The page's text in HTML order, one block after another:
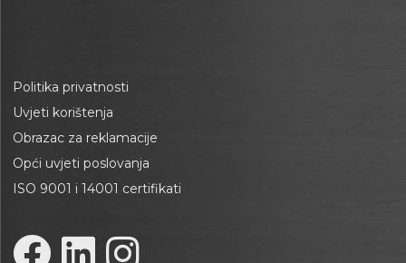
Politika privatnosti
Uvjeti korištenja
Obrazac za reklamacije
Opći uvjeti poslovanja
ISO 9001 i 14001 certifikati